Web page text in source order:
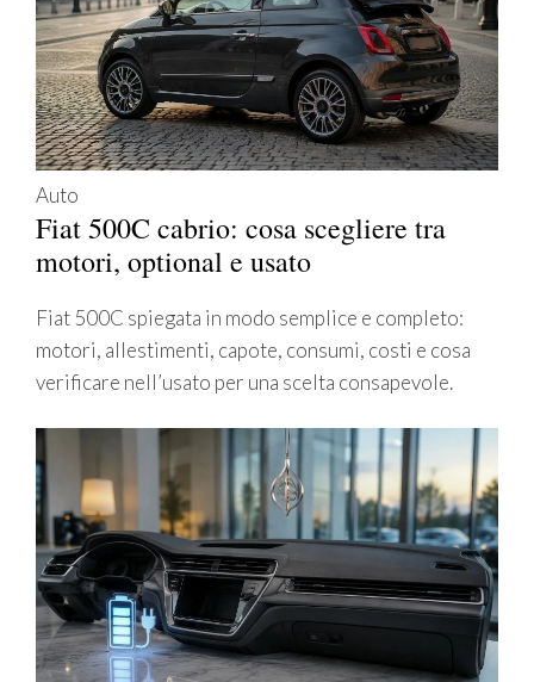
Auto
Fiat 500C cabrio: cosa scegliere tra
motori, optional e usato
Fiat 500C spiegata in modo semplice e completo:
motori, allestimenti, capote, consumi, costi e cosa
verificare nell’usato per una scelta consapevole.